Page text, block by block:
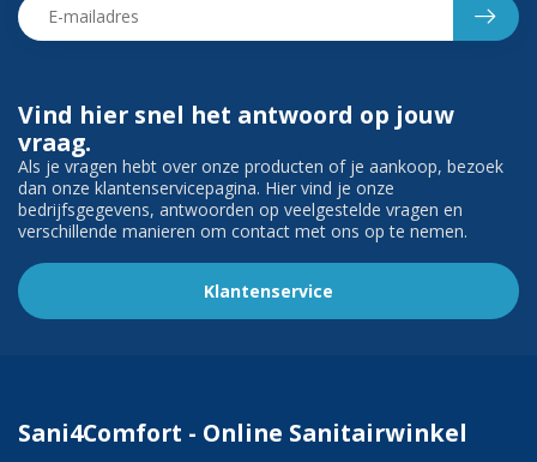
Vind hier snel het antwoord op jouw
vraag.
Als je vragen hebt over onze producten of je aankoop, bezoek
dan onze klantenservicepagina. Hier vind je onze
bedrijfsgegevens, antwoorden op veelgestelde vragen en
verschillende manieren om contact met ons op te nemen.
Klantenservice
Sani4Comfort - Online Sanitairwinkel